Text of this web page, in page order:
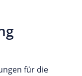
für die